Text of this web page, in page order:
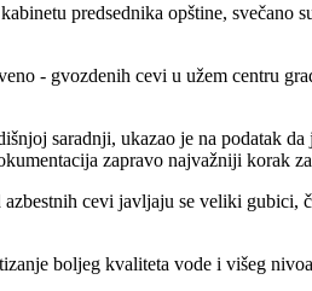
predsednika opštine, svečano
- gvozdenih cevi u užem centru
saradnji, ukazao je na podatak
zapravo najvažniji korak
cevi javljaju se veliki
boljeg kvaliteta vode i višeg